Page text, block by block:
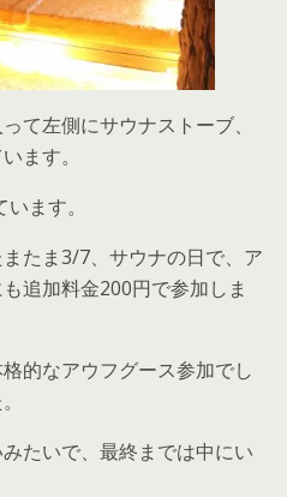
て左側にサウナストーブ、
ます。
ます。
たま3/7、サウナの日で、ア
追加料金200円で参加しま
的なアウフグース参加でし
たいで、最終までは中にい